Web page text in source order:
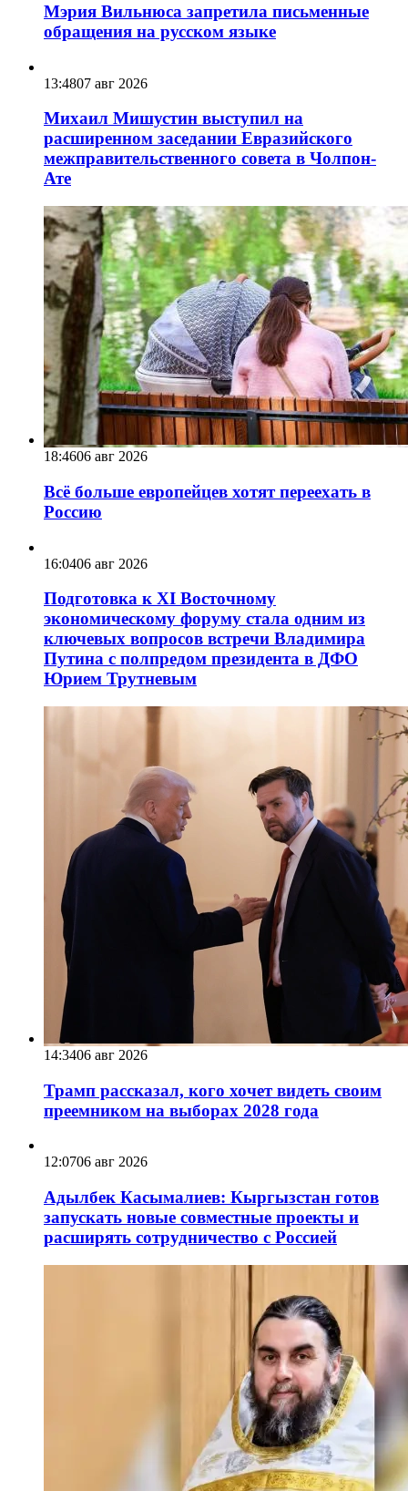
Мэрия Вильнюса запретила письменные
обращения на русском языке
13:4807 авг 2026
Михаил Мишустин выступил на
расширенном заседании Евразийского
межправительственного совета в Чолпон-
Ате
18:4606 авг 2026
Всё больше европейцев хотят переехать в
Россию
16:0406 авг 2026
Подготовка к XI Восточному
экономическому форуму стала одним из
ключевых вопросов встречи Владимира
Путина с полпредом президента в ДФО
Юрием Трутневым
14:3406 авг 2026
Трамп рассказал, кого хочет видеть своим
преемником на выборах 2028 года
12:0706 авг 2026
Адылбек Касымалиев: Кыргызстан готов
запускать новые совместные проекты и
расширять сотрудничество с Россией